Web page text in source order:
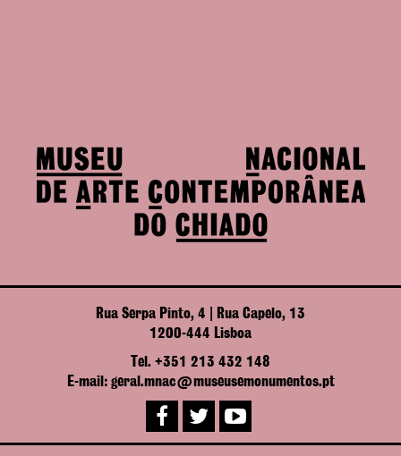
Rua Serpa Pinto, 4 | Rua Capelo, 13
1200-444 Lisboa
Tel. +351 213 432 148
E-mail: geral.mnac@museusemonumentos.pt